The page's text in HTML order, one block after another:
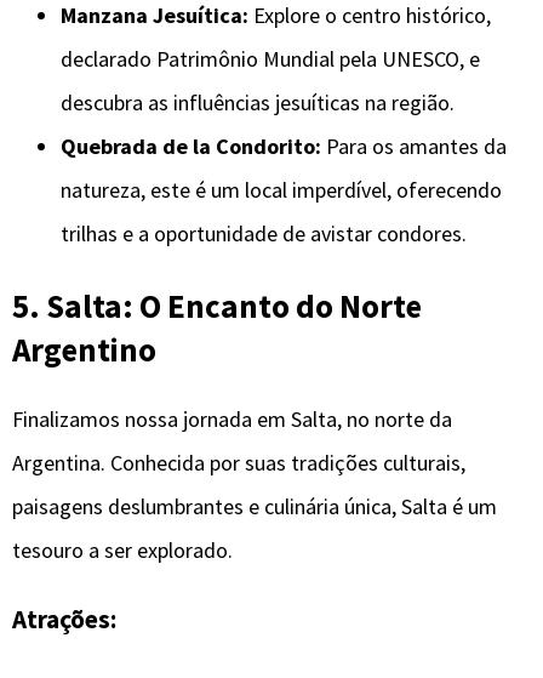
Manzana Jesuítica: Explore o centro histórico,
declarado Patrimônio Mundial pela UNESCO, e
descubra as influências jesuíticas na região.
Quebrada de la Condorito: Para os amantes da
natureza, este é um local imperdível, oferecendo
trilhas e a oportunidade de avistar condores.
5. Salta: O Encanto do Norte
Argentino
Finalizamos nossa jornada em Salta, no norte da
Argentina. Conhecida por suas tradições culturais,
paisagens deslumbrantes e culinária única, Salta é um
tesouro a ser explorado.
Atrações: